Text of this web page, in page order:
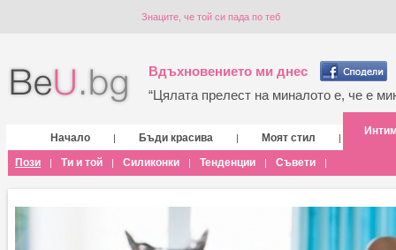
Знаците, че той си пада по теб
Вдъхновението ми днес
“Цялата прелест на миналото е, че е
Начало | Бъди красива | Моят стил |
Пози | Ти и той | Силиконки | Тенденции | Съвети |